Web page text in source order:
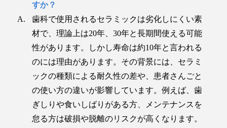
すか？
歯科で使用されるセラミックは劣化しにくい素
材で、理論上は20年、30年と長期間使える可能
性があります。しかし寿命は約10年と言われる
のには理由があります。その背景には、セラミ
ックの種類による耐久性の差や、患者さんごと
の使い方の違いが影響しています。例えば、歯
ぎしりや食いしばりがある方、メンテナンスを
怠る方は破損や脱離のリスクが高くなります。